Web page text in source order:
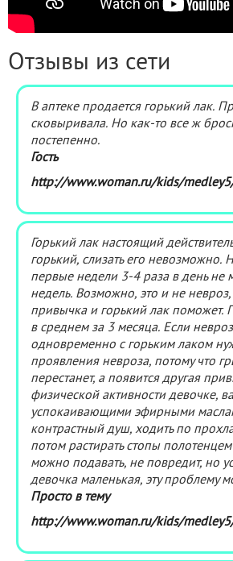
Отзывы из сети
В аптеке продается горький лак.
сковыривала. Но как-то все ж
постепенно.
Гость
http://www.woman.ru/kids/
Горький лак настоящий
горький, слизать его невозможно.
первые недели 3-4 раза в день не
недель. Возможно, это и не
привычка и горький лак поможет.
в среднем за 3 месяца. Если
одновременно с горьким лаком
проявления невроза, потому что
перестанет, а появится другая
физической активности девочке,
успокаивающими эфирными
контрастный душ, ходить по
потом растирать стопы
можно подавать, не повредит, но
девочка маленькая, эту проблему
Просто в тему
http://www.woman.ru/kids/